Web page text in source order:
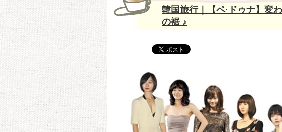
韓国旅行｜【ペ·ドゥナ】変
の裾 ♪